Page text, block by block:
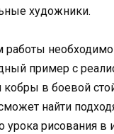
художники.
работы необходимо
пример с
кобры в боевой
найти
рисования в